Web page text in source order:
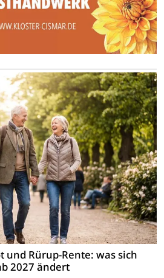
und Rürup-Rente: was sich
2027 ändert